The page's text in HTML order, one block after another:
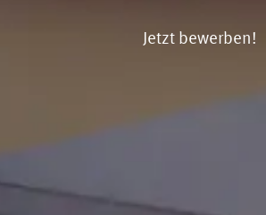
Jetzt bewerben!